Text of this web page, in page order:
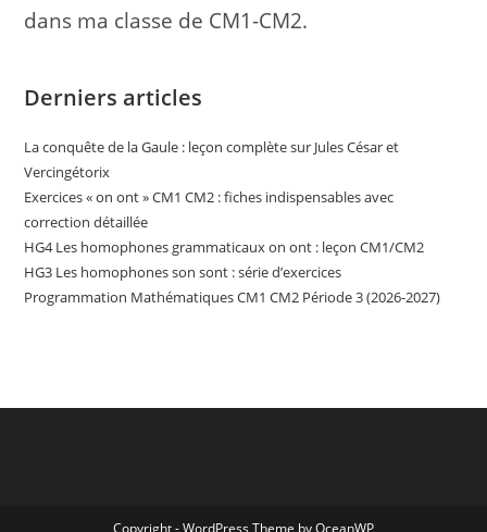
dans ma classe de CM1-CM2.
Derniers articles
La conquête de la Gaule : leçon complète sur Jules César et
Vercingétorix
Exercices « on ont » CM1 CM2 : fiches indispensables avec
correction détaillée
HG4 Les homophones grammaticaux on ont : leçon CM1/CM2
HG3 Les homophones son sont : série d’exercices
Programmation Mathématiques CM1 CM2 Période 3 (2026-2027)